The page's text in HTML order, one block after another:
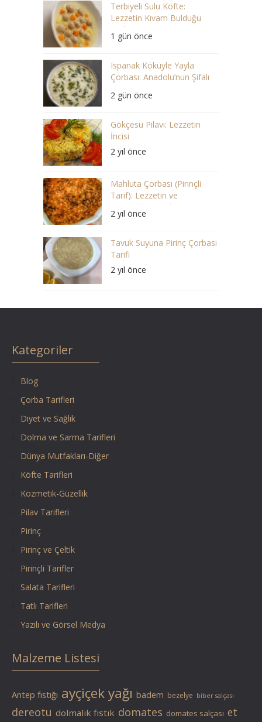
Terbiyeli Sulu Köfte:
Lezzetin Kıvam Bulduğu
Çorba
1 gün önce
Ispanak Köküyle Yayla
Çorbası: Anadolu’nun Şifalı
2 gün önce
Gökçesu Pilavı: Lezzetin
İncisi
2 yıl önce
Mahluta Çorbası (Pirinçli
Tarif): Lezzetin ve
Geleneklerin Buluştuğu Bir
Ziyafet
2 yıl önce
Tavuk Suyuna Pirinç Çorbası
Tarifi
2 yıl önce
Kategoriler
Blog
Çorba Tarifleri
Diyet ve Sağlık
Dolma ve Sarma Tarifleri
Dünya Mutfakları-Diğer
Köfte Tarifleri
Kozmetik-Güzellik
Pilav Tarifleri
Pirinç
Pirinç ve Çeltik
Pirinçli Tarifler
Salata Tarifleri
Tatlı Tarifleri
Yazılı ve Görsel Medya
Malzeme Listesi
Antep fıstığı ayçiçek yağı badem bezelye biber salçası
dereotu dolmalık fıstık domates domates salçası et